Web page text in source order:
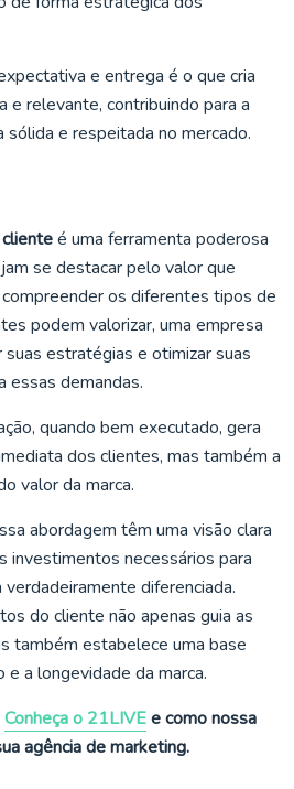
e entrega é o que cria
e relevante, contribuindo para a
sólida e respeitada no mercado.
é uma ferramenta poderosa
se destacar pelo valor que
os diferentes tipos de
podem valorizar, uma empresa
estratégias e otimizar suas
essas demandas.
quando bem executado, gera
dos clientes, mas também a
valor da marca.
abordagem têm uma visão clara
investimentos necessários para
diferenciada.
do cliente não apenas guia as
também estabelece uma base
a longevidade da marca.
Conheça o 21LIVEe como nossa
agência de marketing.